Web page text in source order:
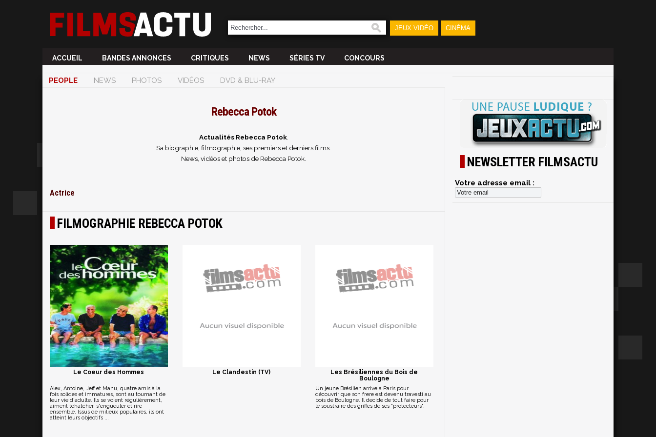
JEUX VIDÉO CINÉMA
ACCUEIL BANDES ANNONCES CRITIQUES NEWS SÉRIES TV CONCOURS
PEOPLE NEWS PHOTOS VIDÉOS DVD & BLU-RAY
Rebecca Potok
Actualités Rebecca Potok.
Sa biographie, filmographie, ses premiers et derniers films.
News, vidéos et photos de Rebecca Potok.
Actrice
FILMOGRAPHIE REBECCA POTOK
Le Coeur des Hommes
Alex, Antoine, Jeff et Manu, quatre amis à la
fois solides et immatures, sont au tournant de
leur vie d'adulte. Ils se voient régulièrement,
aiment tchatcher, s'engueuler et rire
ensemble. Issus de milieux populaires, ils ont
atteint leurs objectifs ...
Le Clandestin (TV)
Les Brésiliennes du Bois de
Boulogne
Un jeune Brésilien arrive a Paris pour
découvrir que son frere est devenu travesti au
bois de Boulogne. Il decide de tout faire pour
le soustraire des griffes de ses "protecteurs".
NEWSLETTER FILMSACTU
Votre adresse email :